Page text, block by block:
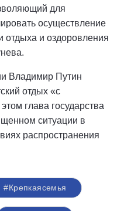
для
осуществление
отдыха и оздоровления
Владимир Путин
отдых «с
глава государства
ситуации в
распространения
#Крепкаясемья